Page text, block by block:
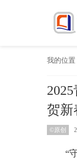
我的位置
贺新
©原创
“